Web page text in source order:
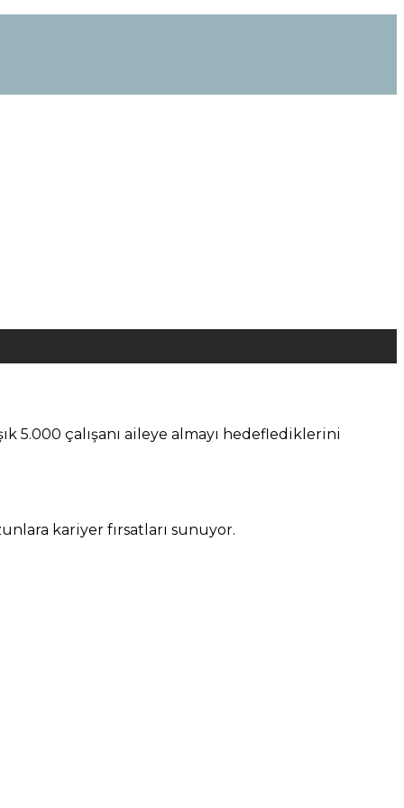
5.000 çalışanı aileye almayı hedeflediklerini
kariyer fırsatları sunuyor.